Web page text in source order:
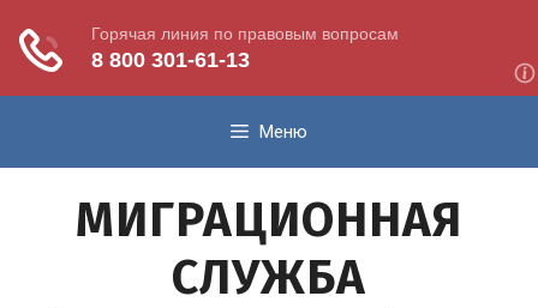
содержимому
Меню
МИГРАЦИОННАЯ
СЛУЖБА